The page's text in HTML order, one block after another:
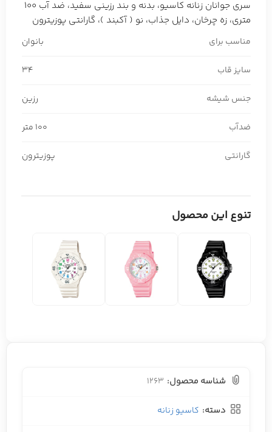
سری جوانان زنانه کاسیو، بدنه و بند رزینی سفید، ضد آب 100
متری، زه چرخان، دایل جذاب، نو ( آکبند )، گارانتی پوزیترون
مناسب برای بانوان
سایز قاب 34
جنس شیشه رزین
ضدآب 100 متر
گارانتی پوزیترون
تنوع این محصول
شناسه محصول: 1263
دسته: کاسیو زنانه